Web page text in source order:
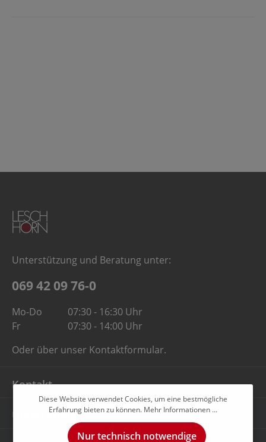
Unterstützung und Beratung unter:
069 42 09 76-0
Mo-Do
07:30 - 16:30 Uhr
Fr
07:30 - 14:00 Uhr
Oder über unser Kontaktformular.
Kontakt
Unternehmen
Diese Website verwendet Cookies, um eine bestmögliche
Erfahrung bieten zu können. Mehr Informationen ...
Nur technisch notwendige